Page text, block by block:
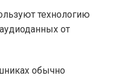
технологию
от
обычно